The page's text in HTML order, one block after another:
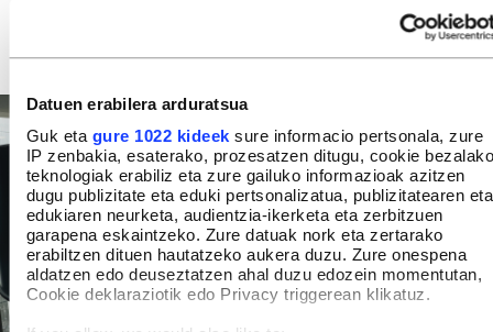
Datuen erabilera arduratsua
Guk eta gure 1022 kideek sure informacio pertsonala, zure
IP zenbakia, esaterako, prozesatzen ditugu, cookie bezalako
teknologiak erabiliz eta zure gailuko informazioak azitzen
dugu publizitate eta eduki pertsonalizatua, publizitatearen eta
edukiaren neurketa, audientzia-ikerketa eta zerbitzuen
garapena eskaintzeko. Zure datuak nork eta zertarako
erabiltzen dituen hautatzeko aukera duzu. Zure onespena
aldatzen edo deuseztatzen ahal duzu edozein momentutan,
Cookie deklaraziotik edo Privacy triggerean klikatuz.
bere borroka partikularrean menia partzial bat